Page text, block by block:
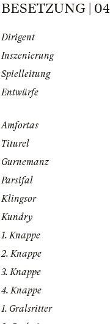
BESETZUNG |
Dirigent
Inszenierung
Spielleitung
Entwürfe
Amfortas
Titurel
Gurnemanz
Parsifal
Klingsor
Kundry
1. Knappe
2. Knappe
3. Knappe
4. Knappe
1. Gralsritter